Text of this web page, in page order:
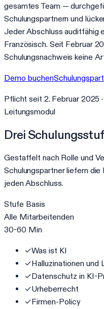
gesamtes Team —
Schulungspartnern und
Jeder Abschluss auditfähig
Französisch. Seit Februar
Schulungsnachweis keine
Demo buchen
Pflicht seit 2. Februar 2025
Leitungsmodul
Drei
Gestaffelt nach Rolle und
Schulungspartner liefern
jeden Abschluss.
Stufe Basis
Alle Mitarbeitenden
30-60 Min
✓Was ist KI
✓Halluzinationen und
✓Datenschutz in KI-
✓Urheberrecht
✓Firmen-Policy